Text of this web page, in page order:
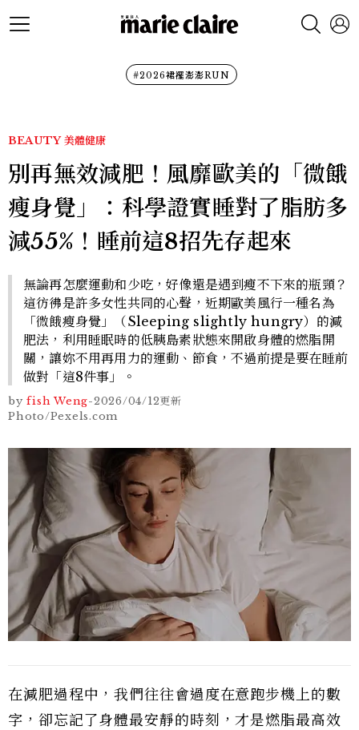
#2026裙襬澎澎RUN
BEAUTY 美體健康
別再無效減肥！風靡歐美的「微餓
瘦身覺」：科學證實睡對了脂肪多
減55%！睡前這8招先存起來
無論再怎麼運動和少吃，好像還是遇到瘦不下來的瓶頸？
這彷彿是許多女性共同的心聲，近期歐美風行一種名為
「微餓瘦身覺」（Sleeping slightly hungry）的減
肥法，利用睡眠時的低胰島素狀態來開啟身體的燃脂開
關，讓妳不用再用力的運動、節食，不過前提是要在睡前
做對「這8件事」。
by fish Weng-2026/04/12更新
Photo/Pexels.com
在減肥過程中，我們往往會過度在意跑步機上的數
字，卻忘記了身體最安靜的時刻，才是燃脂最高效